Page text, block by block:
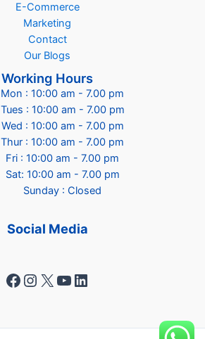
E-Commerce
Marketing
Contact
Our Blogs
Working Hours
Mon : 10:00 am - 7.00 pm
Tues : 10:00 am - 7.00 pm
Wed : 10:00 am - 7.00 pm
Thur : 10:00 am - 7.00 pm
Fri : 10:00 am - 7.00 pm
Sat: 10:00 am - 7.00 pm
Sunday : Closed
Social Media
Facebook
Instagram
X YouTube
LinkedIn